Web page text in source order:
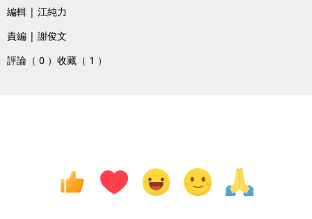
編輯 | 江純力
責編 | 謝俊文
評論（ 0 ） 收藏（ 1 ）